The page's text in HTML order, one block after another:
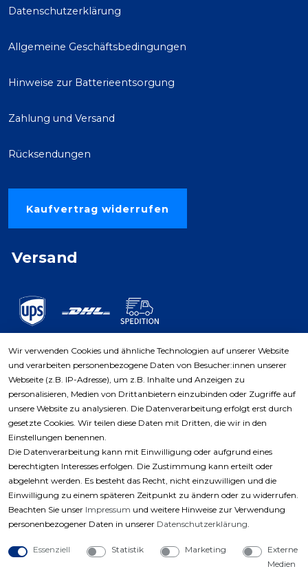
Datenschutzerklärung
Allgemeine Geschäftsbedingungen
Hinweise zur Batterieentsorgung
Zahlung und Versand
Rücksendungen
Kaufvertrag widerrufen
Versand
Zahlungsarten
Wir verwenden Cookies und ähnliche Technologien auf unserer Website
und verarbeiten personenbezogene Daten von Besucher:innen unserer
Webseite (z.B. IP-Adresse), um z.B. Inhalte und Anzeigen zu
personalisieren, Medien von Drittanbietern einzubinden oder Zugriffe auf
unsere Website zu analysieren. Die Datenverarbeitung erfolgt erst durch
gesetzte Cookies. Wir teilen diese Daten mit Dritten, die wir in den
Einstellungen benennen.
Die Datenverarbeitung kann mit Einwilligung oder aufgrund eines
berechtigten Interesses erfolgen. Die Zustimmung kann erteilt oder
abgelehnt werden. Es besteht das Recht, nicht einzuwilligen und die
Einwilligung zu einem späteren Zeitpunkt zu ändern oder zu widerrufen.
Beachten Sie unser Impressum und weitere Hinweise zur Verwendung
personenbezogener Daten in unserer Daten­schutz­erklärung.
Essenziell Statistik Marketing
Externe
Medien